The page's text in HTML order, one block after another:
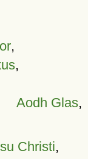
,
,
Aodh Glas,
Christi,